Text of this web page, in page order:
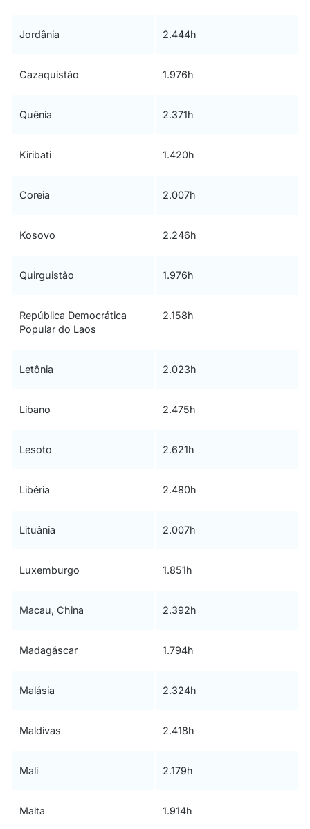
Jordânia 2.444h
Cazaquistão 1.976h
Quênia 2.371h
Kiribati 1.420h
Coreia 2.007h
Kosovo 2.246h
Quirguistão 1.976h
República Democrática
Popular do Laos
2.158h
Letônia 2.023h
Líbano 2.475h
Lesoto 2.621h
Libéria 2.480h
Lituânia 2.007h
Luxemburgo 1.851h
Macau, China 2.392h
Madagáscar 1.794h
Malásia 2.324h
Maldivas 2.418h
Mali 2.179h
Malta 1.914h